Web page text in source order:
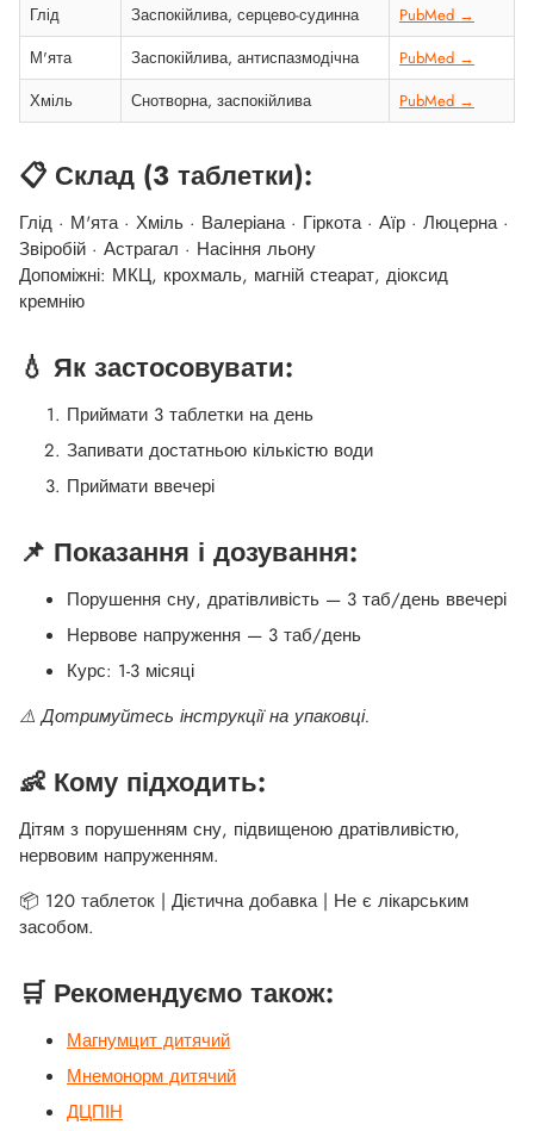
Глід
Заспокійлива, серцево-судинна
PubMed →
М'ята
Заспокійлива, антиспазмодічна
PubMed →
Хміль
Снотворна, заспокійлива PubMed →
📋 Склад (3 таблетки):
Глід · М'ята · Хміль · Валеріана · Гіркота · Аїр · Люцерна ·
Звіробій · Астрагал · Насіння льону
Допоміжні: МКЦ, крохмаль, магній стеарат, діоксид
кремнію
💧 Як застосовувати:
Приймати 3 таблетки на день
Запивати достатньою кількістю води
Приймати ввечері
📌 Показання і дозування:
Порушення сну, дратівливість — 3 таб/день ввечері
Нервове напруження — 3 таб/день
Курс: 1-3 місяці
⚠️ Дотримуйтесь інструкції на упаковці.
👶 Кому підходить:
Дітям з порушенням сну, підвищеною дратівливістю,
нервовим напруженням.
📦 120 таблеток | Дієтична добавка | Не є лікарським
засобом.
🛒 Рекомендуємо також:
Магнумцит дитячий
Мнемонорм дитячий
ДЦПІН